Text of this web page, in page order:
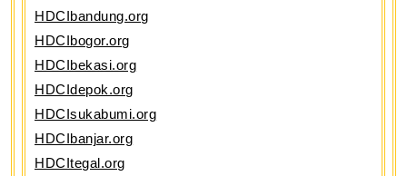
HDCIbandung.org
HDCIbogor.org
HDCIbekasi.org
HDCIdepok.org
HDCIsukabumi.org
HDCIbanjar.org
HDCItegal.org